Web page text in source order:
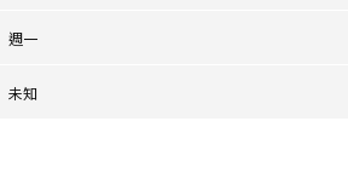
週一
未知